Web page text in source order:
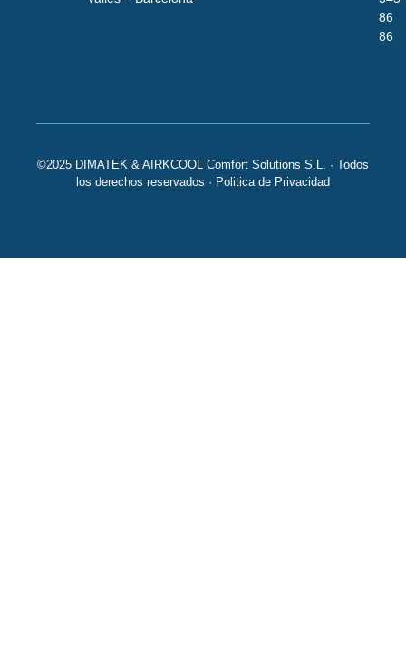
86
86
©2025 DIMATEK & AIRKCOOL Comfort Solutions S.L. · Todos
los derechos reservados · Politica de Privacidad